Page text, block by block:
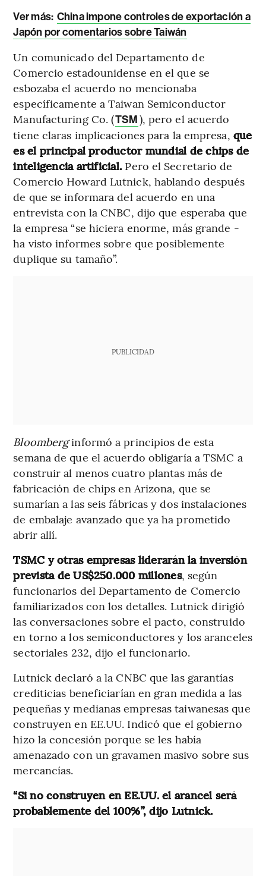
Ver más: China impone controles de exportación a
Japón por comentarios sobre Taiwán
Un comunicado del Departamento de
Comercio estadounidense en el que se
esbozaba el acuerdo no mencionaba
específicamente a Taiwan Semiconductor
Manufacturing Co. (TSM), pero el acuerdo
tiene claras implicaciones para la empresa, que
es el principal productor mundial de chips de
inteligencia artificial. Pero el Secretario de
Comercio Howard Lutnick, hablando después
de que se informara del acuerdo en una
entrevista con la CNBC, dijo que esperaba que
la empresa “se hiciera enorme, más grande -
ha visto informes sobre que posiblemente
duplique su tamaño”.
PUBLICIDAD
Bloomberginformó a principios de esta
semana de que el acuerdo obligaría a TSMC a
construir al menos cuatro plantas más de
fabricación de chips en Arizona, que se
sumarían a las seis fábricas y dos instalaciones
de embalaje avanzado que ya ha prometido
abrir allí.
TSMC y otras empresas liderarán la inversión
prevista de US$250.000 millones, según
funcionarios del Departamento de Comercio
familiarizados con los detalles. Lutnick dirigió
las conversaciones sobre el pacto, construido
en torno a los semiconductores y los aranceles
sectoriales 232, dijo el funcionario.
Lutnick declaró a la CNBC que las garantías
crediticias beneficiarían en gran medida a las
pequeñas y medianas empresas taiwanesas que
construyen en EE.UU. Indicó que el gobierno
hizo la concesión porque se les había
amenazado con un gravamen masivo sobre sus
mercancías.
“Si no construyen en EE.UU. el arancel será
probablemente del 100%”, dijo Lutnick.